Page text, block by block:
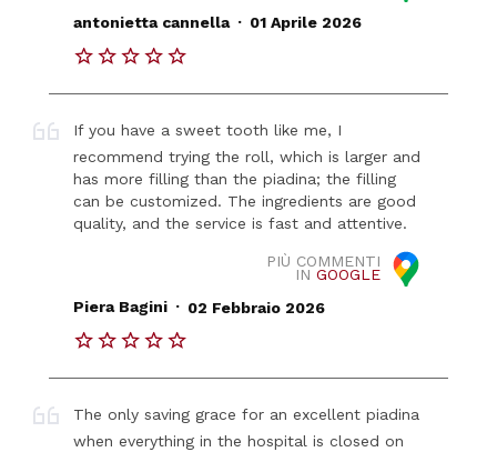
antonietta cannella . 01 Aprile 2026
If you have a sweet tooth like me, I
recommend trying the roll, which is larger and
has more filling than the piadina; the filling
can be customized. The ingredients are good
quality, and the service is fast and attentive.
PIÙ COMMENTI
IN GOOGLE
Piera Bagini . 02 Febbraio 2026
The only saving grace for an excellent piadina
when everything in the hospital is closed on